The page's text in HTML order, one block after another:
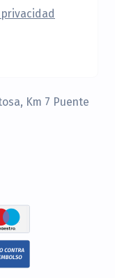
Km 7 Puente